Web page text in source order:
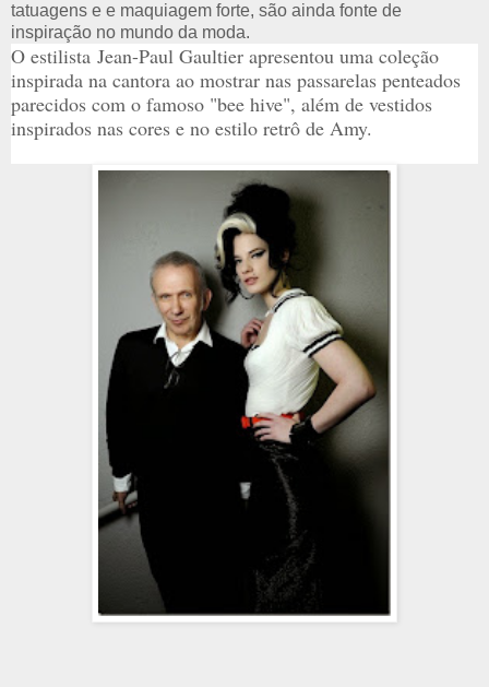
tatuagens e e maquiagem forte, são ainda fonte de
inspiração no mundo da moda.
O estilista Jean-Paul Gaultier apresentou uma coleção
inspirada na cantora ao mostrar nas passarelas penteados
parecidos com o famoso "bee hive", além de vestidos
inspirados nas cores e no estilo retrô de Amy.